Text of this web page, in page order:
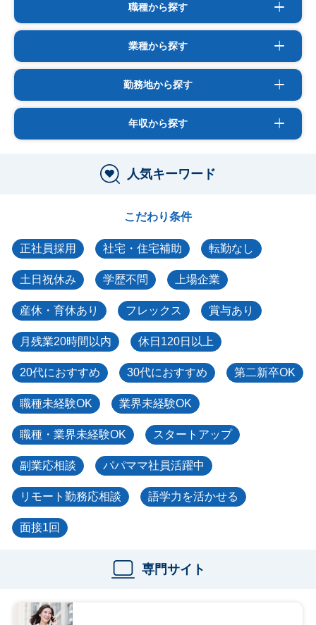
職種から探す
業種から探す
勤務地から探す
年収から探す
人気キーワード
こだわり条件
正社員採用 社宅・住宅補助 転勤なし
土日祝休み 学歴不問 上場企業
産休・育休あり フレックス 賞与あり
月残業20時間以内 休日120日以上
20代におすすめ 30代におすすめ 第二新卒OK
職種未経験OK 業界未経験OK
職種・業界未経験OK スタートアップ
副業応相談 パパママ社員活躍中
リモート勤務応相談 語学力を活かせる
面接1回
専門サイト